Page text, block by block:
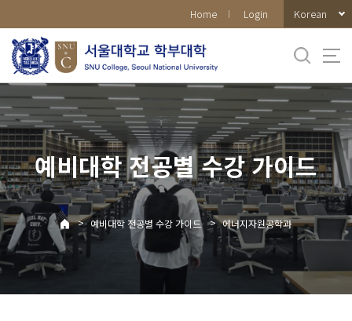
메뉴
Home Login Korean
예비대학 전공별 수강 가이드
> 예비대학 전공별 수강 가이드 > 에너지자원공학과